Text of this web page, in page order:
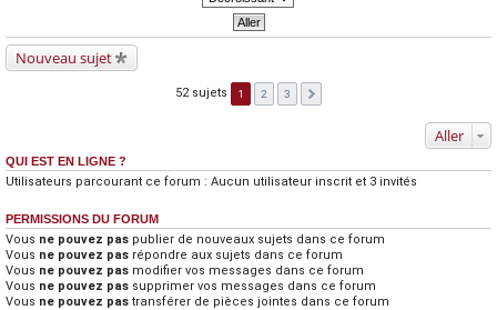
Nouveau sujet
52 sujets 1 2 3
Aller
QUI EST EN LIGNE ?
Utilisateurs parcourant ce forum : Aucun utilisateur inscrit et 3 invités
PERMISSIONS DU FORUM
Vous ne pouvez pas publier de nouveaux sujets dans ce forum
Vous ne pouvez pas répondre aux sujets dans ce forum
Vous ne pouvez pas modifier vos messages dans ce forum
Vous ne pouvez pas supprimer vos messages dans ce forum
Vous ne pouvez pas transférer de pièces jointes dans ce forum